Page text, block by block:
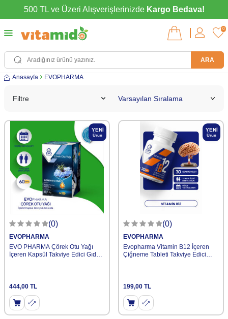
500 TL ve Üzeri Alışverişlerinizde Kargo Bedava!
ARA
0
Anasayfa EVOPHARMA
Filtre
YENI
Ürün
(0)
EVOPHARMA
EVO PHARMA Çörek Otu Yağı
İçeren Kapsül Takviye Edici Gıda
444,00 TL
YENI
Ürün
(0)
EVOPHARMA
Evopharma Vitamin B12 İçeren
Çiğneme Tableti Takviye Edici
199,00 TL